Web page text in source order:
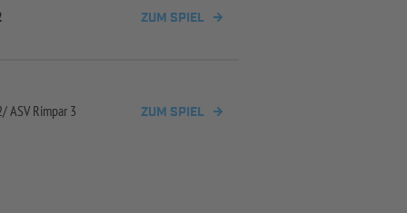
ZUM SPIEL
ASV Rimpar 3 ZUM SPIEL